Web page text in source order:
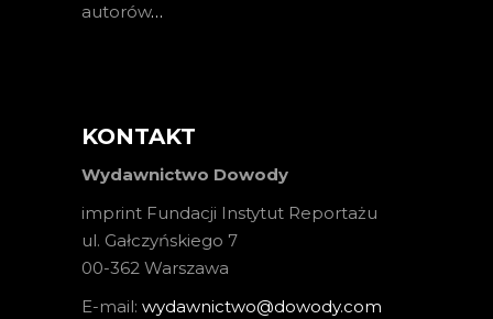
autorów…
KONTAKT
Wydawnictwo Dowody
imprint Fundacji Instytut Reportażu
ul. Gałczyńskiego 7
00-362 Warszawa
E-mail: wydawnictwo@dowody.com